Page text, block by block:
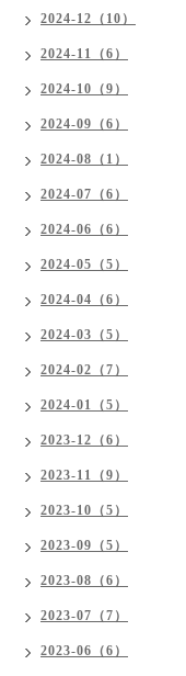
2024-12（10）
2024-11（6）
2024-10（9）
2024-09（6）
2024-08（1）
2024-07（6）
2024-06（6）
2024-05（5）
2024-04（6）
2024-03（5）
2024-02（7）
2024-01（5）
2023-12（6）
2023-11（9）
2023-10（5）
2023-09（5）
2023-08（6）
2023-07（7）
2023-06（6）